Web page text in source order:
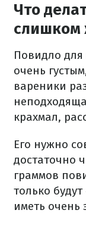
Что
слишком
Повидло
очень
вареники
крахмал,
Его нужно
достаточно
граммов
только
иметь очень